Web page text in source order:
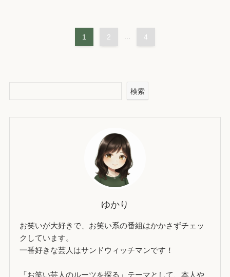
1 2 4
検索
ゆかり
お笑いが大好きで、お笑い系の番組はかかさずチェッ
クしています。
一番好きな芸人はサンドウィッチマンです！
「お笑い芸人のルーツを探る」テーマとして、本人や